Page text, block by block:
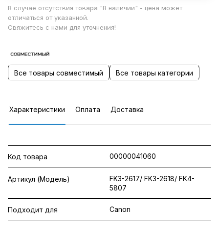
В случае отсутствия товара "В наличии" - цена может
отличаться от указанной.
Свяжитесь с нами для уточнения!
Все товары совместимый Все товары категории
Характеристики Оплата Доставка
Код товара 00000041060
Артикул (Модель)
FK3-2617/ FK3-2618/ FK4-
5807
Подходит для Canon